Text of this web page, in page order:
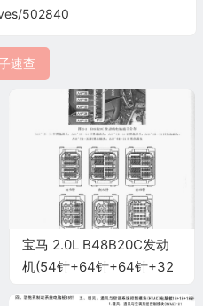
502840
速查
宝马 2.0L B48B20C发动
机(54针+64针+64针+32